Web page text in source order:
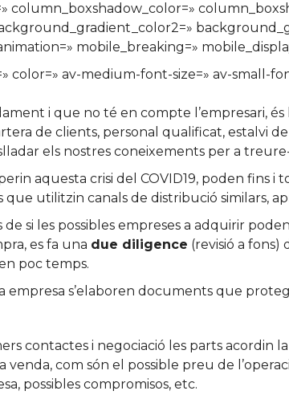
column_boxshadow_color=»
mobile_breaking=»
color=» av-medium-font-size=» av-small-
i que no té en compte l’empresari, és
de clients, personal qualificat, estalvi
els nostres coneixements per a
aquesta crisi del COVID19, poden
utilitzin canals de distribució similars,
si les possibles empreses a adquirir
es fa una due diligence (revisió a fons)
poc temps.
empresa s’elaboren documents que
contactes i negociació les parts acordin la
com són el possible preu de
possibles compromisos, etc.